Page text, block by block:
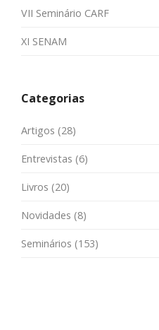
VII Seminário CARF
XI SENAM
Categorias
Artigos (28)
Entrevistas (6)
Livros (20)
Novidades (8)
Seminários (153)